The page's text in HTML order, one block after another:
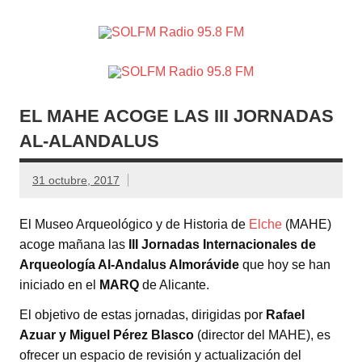
Crevillente, Radio en Vega Baja y Radio en el Medio
Vinalopó
EL MAHE ACOGE LAS III JORNADAS
AL-ALANDALUS
31 octubre, 2017
El Museo Arqueológico y de Historia de Elche (MAHE)
acoge mañana las
III Jornadas Internacionales de
Arqueología Al-Andalus Almorávide que hoy se han
iniciado en el
MARQ de Alicante.
El objetivo de estas jornadas, dirigidas por Rafael
Azuar y Miguel Pérez Blasco (director del MAHE), es
ofrecer un espacio de revisión y actualización del